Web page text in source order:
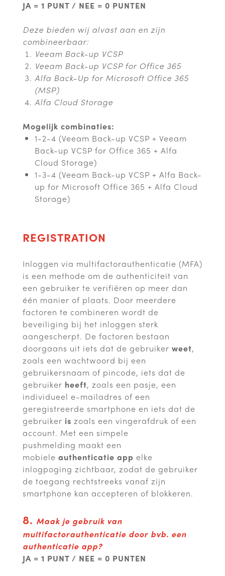
JA = 1 PUNT / NEE = 0 PUNTEN
Deze bieden wij alvast aan en zijn
combineerbaar:
Veeam Back-up VCSP
Veeam Back-up VCSP for Office 365
Alfa Back-Up for Microsoft Office 365
(MSP)
Alfa Cloud Storage
Mogelijk combinaties:
1-2-4 (Veeam Back-up VCSP + Veeam
Back-up VCSP for Office 365 + Alfa
Cloud Storage)
1-3-4 (Veeam Back-up VCSP + Alfa Back-
up for Microsoft Office 365 + Alfa Cloud
Storage)​​​​​
REGISTRATION
Inloggen via multifactorauthenticatie (MFA)
is een methode om de authenticiteit van
een gebruiker te verifiëren op meer dan
één manier of plaats. Door meerdere
factoren te combineren wordt de
beveiliging bij het inloggen sterk
aangescherpt. De factoren bestaan
doorgaans uit iets dat de gebruiker weet,
zoals een wachtwoord bij een
gebruikersnaam of pincode, iets dat de
gebruiker heeft, zoals een pasje, een
individueel e-mailadres of een
geregistreerde smartphone en iets dat de
gebruiker is zoals een vingerafdruk of een
account. Met een simpele
pushmelding maakt een
mobiele authenticatie app elke
inlogpoging zichtbaar, zodat de gebruiker
de toegang rechtstreeks vanaf zijn
smartphone kan accepteren of blokkeren.
8. Maak je gebruik van
multifactorauthenticatie door bvb. een
authenticatie app?
JA = 1 PUNT / NEE = 0 PUNTEN